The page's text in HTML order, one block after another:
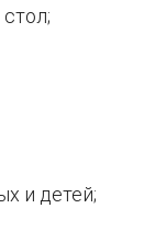
и детей;